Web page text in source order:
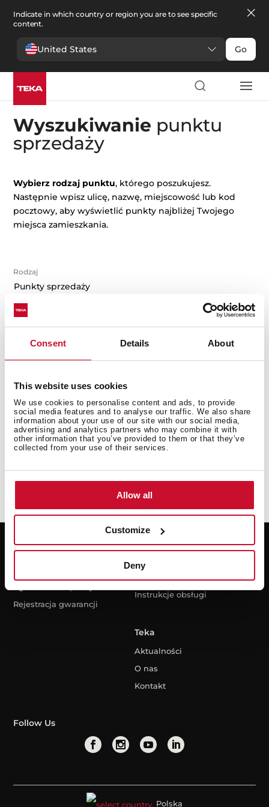
Consent Details About
This website uses cookies
We use cookies to personalise content and ads, to provide
social media features and to analyse our traffic. We also share
information about your use of our site with our social media,
advertising and analytics partners who may combine it with
other information that you’ve provided to them or that they’ve
collected from your use of their services.
Allow all
Customize
Deny
Indicate in which country or region you are to see specific
content.
United States Go
Wyszukiwanie punktu
sprzedaży
Wybierz rodzaj punktu, którego poszukujesz.
Następnie wpisz ulicę, nazwę, miejscowość lub kod
pocztowy, aby wyświetlić punkty najbliżej Twojego
miejsca zamieszkania.
Rodzaj
Punkty sprzedaży
Wsparcie
Rejestracja gwarancji
Zasoby
Nowa etykieta
energetyczna
Instrukcje obsługi
Teka
Aktualności
O nas
Kontakt
Follow Us
Polska